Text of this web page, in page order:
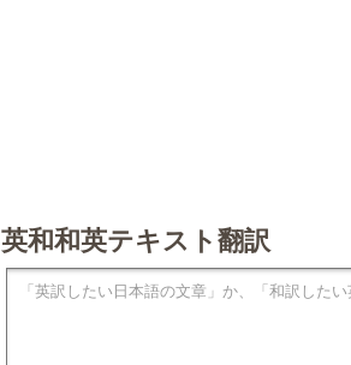
英和和英テキスト翻訳